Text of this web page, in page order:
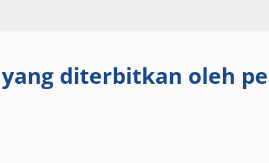
diterbitkan oleh